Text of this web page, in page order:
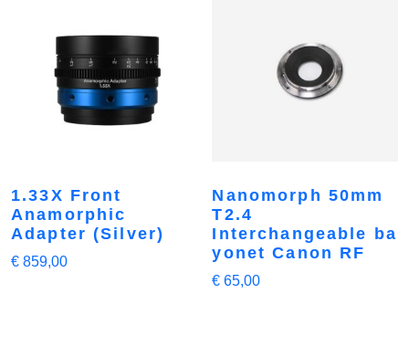
1.33X Front
Anamorphic
Adapter (Silver)
€ 859,00
Nanomorph 50mm
T2.4
Interchangeable ba
yonet Canon RF
€ 65,00